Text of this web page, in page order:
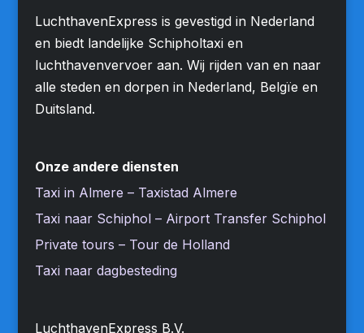
LuchthavenExpress is gevestigd in Nederland
en biedt landelijke Schipholtaxi en
luchthavenvervoer aan. Wij rijden van en naar
alle steden en dorpen in Nederland, Belgïe en
Duitsland.
Onze andere diensten
Taxi in Almere – Taxistad Almere
Taxi naar Schiphol – Airport Transfer Schiphol
Private tours – Tour de Holland
Taxi naar dagbesteding
LuchthavenExpress B.V.